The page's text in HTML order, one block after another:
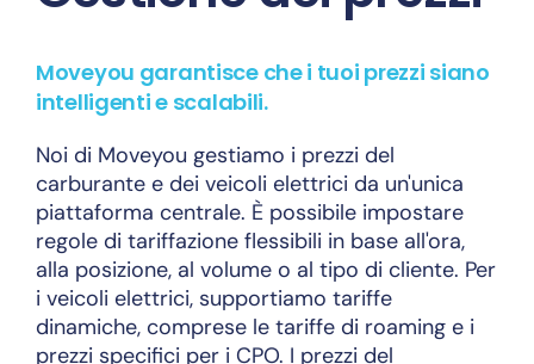
Moveyou garantisce che i tuoi prezzi siano
intelligenti e scalabili.
Noi di Moveyou gestiamo i prezzi del
carburante e dei veicoli elettrici da un'unica
piattaforma centrale. È possibile impostare
regole di tariffazione flessibili in base all'ora,
alla posizione, al volume o al tipo di cliente. Per
i veicoli elettrici, supportiamo tariffe
dinamiche, comprese le tariffe di roaming e i
prezzi specifici per i CPO. I prezzi del